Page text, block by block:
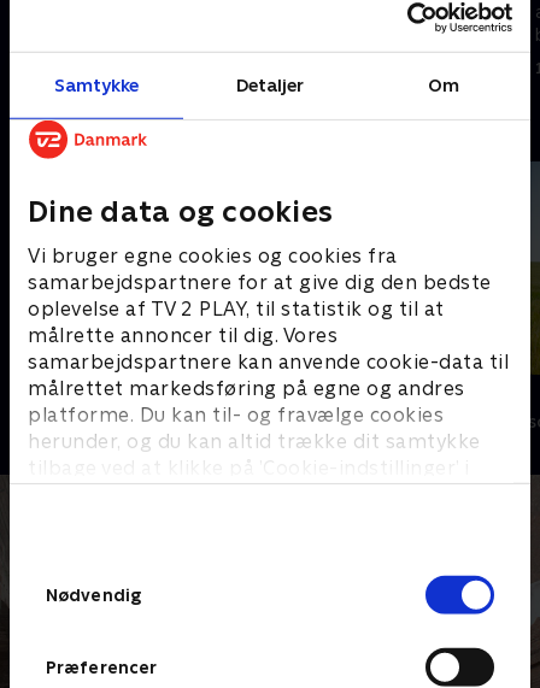
Samtykke Detaljer Om
Dine data og cookies
Vi bruger egne cookies og cookies fra
samarbejdspartnere for at give dig den bedste
oplevelse af TV 2 PLAY, til statistik og til at
målrette annoncer til dig. Vores
samarbejdspartnere kan anvende cookie-data til
målrettet markedsføring på egne og andres
platforme. Du kan til- og fravælge cookies
herunder, og du kan altid trække dit samtykke
tilbage ved at klikke på ’Cookie-indstillinger’ i
Nødvendig
Præferencer
kvarteret sammen om at lede
Andre så også
Badehotellet
Drama • 10 sæsoner
Doc Martin
Drama • 10